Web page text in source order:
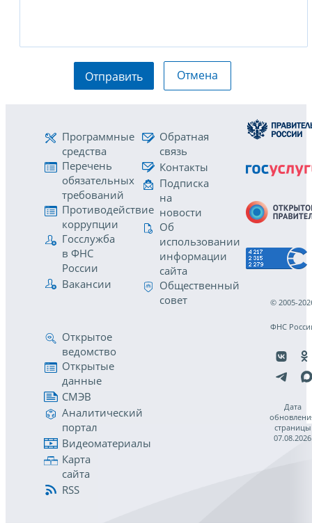
Отправить Отмена
Программные
средства
Перечень
обязательных
требований
Противодействие
коррупции
Госслужба
в ФНС
России
Вакансии
Обратная
связь
Контакты
Подписка
на
новости
Об
использовании
информации
сайта
Общественный
совет
Открытое
ведомство
Открытые
данные
СМЭВ
Аналитический
портал
Видеоматериалы
Карта
сайта
RSS
© 2005-
ФНС
Дата
страницы
07.08.2026